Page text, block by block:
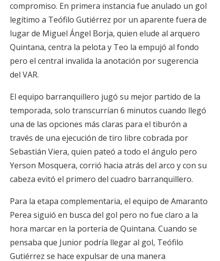
compromiso. En primera instancia fue anulado un gol
legítimo a Teófilo Gutiérrez por un aparente fuera de
lugar de Miguel Ángel Borja, quien elude al arquero
Quintana, centra la pelota y Teo la empujó al fondo
pero el central invalida la anotación por sugerencia
del VAR.
El equipo barranquillero jugó su mejor partido de la
temporada, solo transcurrían 6 minutos cuando llegó
una de las opciones más claras para el tiburón a
través de una ejecución de tiro libre cobrada por
Sebastián Viera, quien pateó a todo el ángulo pero
Yerson Mosquera, corrió hacia atrás del arco y con su
cabeza evitó el primero del cuadro barranquillero.
Para la etapa complementaria, el equipo de Amaranto
Perea siguió en busca del gol pero no fue claro a la
hora marcar en la portería de Quintana. Cuando se
pensaba que Junior podría llegar al gol, Teófilo
Gutiérrez se hace expulsar de una manera